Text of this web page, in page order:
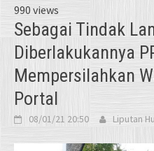
990 views
Sebagai Tindak
Diberlakukannya
Mempersilahkan
Portal
08/01/21 20:50 Liputan